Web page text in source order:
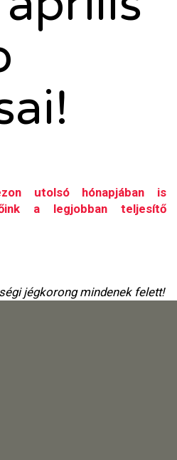
utolsó hónapjában is
a legjobban teljesítő
jégkorong mindenek felett!